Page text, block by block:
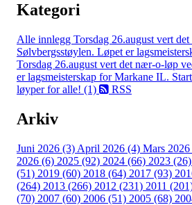
Kategori
Alle innlegg Torsdag 26.august vert
Sølvbergsstøylen. Løpet er
Torsdag 26.august vert det nær-o-løp
er lagsmeisterskap for Markane IL.
løyper for alle! (1)
RSS
Arkiv
Juni 2026 (3) April 2026 (4) Mars
2026 (6) 2025 (92) 2024 (66) 2023 (26)
(51) 2019 (60) 2018 (64) 2017 (93)
(264) 2013 (266) 2012 (231) 2011
(70) 2007 (60) 2006 (51) 2005 (68)